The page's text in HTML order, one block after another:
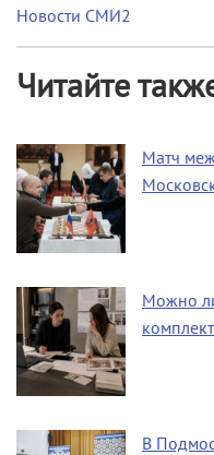
Новости СМИ2
Читайте
Матч
Можно
В